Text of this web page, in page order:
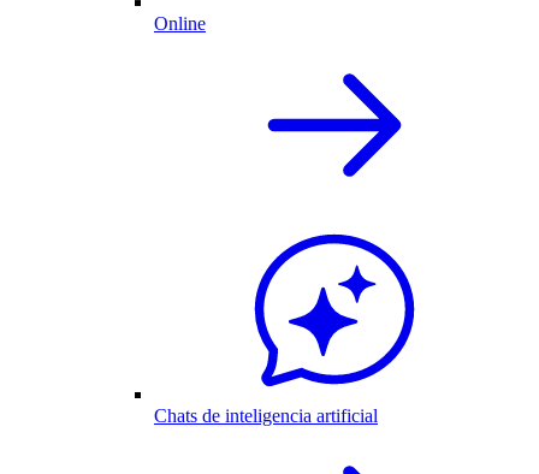
Online
Chats de inteligencia artificial